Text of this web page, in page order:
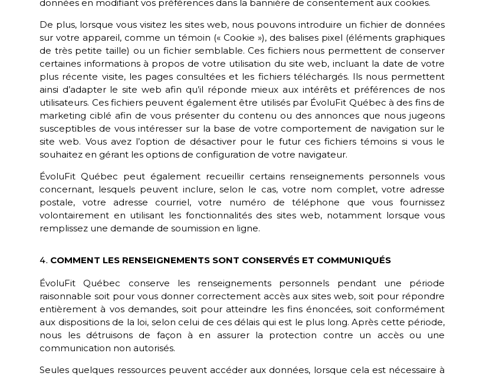
données en modifiant vos préférences dans la bannière de consentement aux cookies.
De plus, lorsque vous visitez les sites web, nous pouvons introduire un fichier de données
sur votre appareil, comme un témoin (« Cookie »), des balises pixel (éléments graphiques
de très petite taille) ou un fichier semblable. Ces fichiers nous permettent de conserver
certaines informations à propos de votre utilisation du site web, incluant la date de votre
plus récente visite, les pages consultées et les fichiers téléchargés. Ils nous permettent
ainsi d’adapter le site web afin qu’il réponde mieux aux intérêts et préférences de nos
utilisateurs. Ces fichiers peuvent également être utilisés par ÉvoluFit Québec à des fins de
marketing ciblé afin de vous présenter du contenu ou des annonces que nous jugeons
susceptibles de vous intéresser sur la base de votre comportement de navigation sur le
site web. Vous avez l’option de désactiver pour le futur ces fichiers témoins si vous le
souhaitez en gérant les options de configuration de votre navigateur.
ÉvoluFit Québec peut également recueillir certains renseignements personnels vous
concernant, lesquels peuvent inclure, selon le cas, votre nom complet, votre adresse
postale, votre adresse courriel, votre numéro de téléphone que vous fournissez
volontairement en utilisant les fonctionnalités des sites web, notamment lorsque vous
remplissez une demande de soumission en ligne.
COMMENT LES RENSEIGNEMENTS SONT CONSERVÉS ET COMMUNIQUÉS
ÉvoluFit Québec conserve les renseignements personnels pendant une période
raisonnable soit pour vous donner correctement accès aux sites web, soit pour répondre
entièrement à vos demandes, soit pour atteindre les fins énoncées, soit conformément
aux dispositions de la loi, selon celui de ces délais qui est le plus long. Après cette période,
nous les détruisons de façon à en assurer la protection contre un accès ou une
communication non autorisés.
Seules quelques ressources peuvent accéder aux données, lorsque cela est nécessaire à